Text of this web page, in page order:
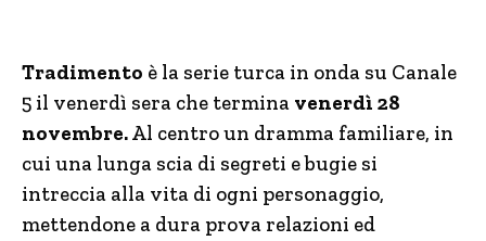
Tradimento è la serie turca in onda su Canale
5 il venerdì sera che termina venerdì 28
novembre.Al centro un dramma familiare, in
cui una lunga scia di segreti e bugie si
intreccia alla vita di ogni personaggio,
mettendone a dura prova relazioni ed